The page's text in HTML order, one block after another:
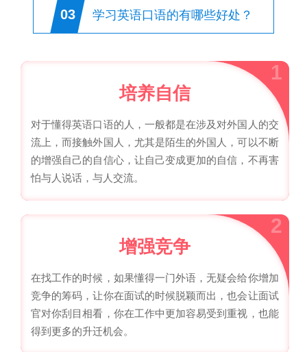
03 学习英语口语的有哪些好处？
1
培养自信
对于懂得英语口语的人，一般都是在涉及对外国人的交
流上，而接触外国人，尤其是陌生的外国人，可以不断
的增强自己的自信心，让自己变成更加的自信，不再害
怕与人说话，与人交流。
2
增强竞争
在找工作的时候，如果懂得一门外语，无疑会给你增加
竞争的筹码，让你在面试的时候脱颖而出，也会让面试
官对你刮目相看，你在工作中更加容易受到重视，也能
得到更多的升迁机会。